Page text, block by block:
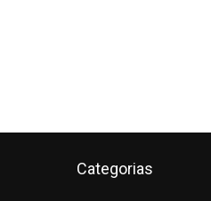
Categorias